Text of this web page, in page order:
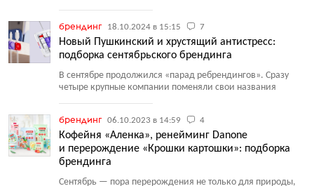
брендинг 18.10.2024 в 15:15 7
Новый Пушкинский и хрустящий антистресс:
подборка сентябрьского брендинга
В сентябре продолжился «парад ребрендингов». Сразу
четыре крупные компании поменяли свои названия
брендинг 06.10.2023 в 14:59 4
Кофейня «Аленка», ренейминг Danone
и перерождение «Крошки картошки»: подборка
брендинга
Сентябрь — пора перерождения не только для природы,